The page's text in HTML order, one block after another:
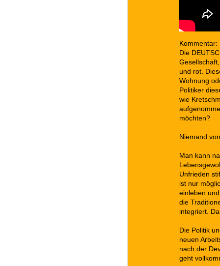
Kommentar:
Die
und rot.
Wohnung
Politiker
wie
möchten?
Niemand
Man kann
Unfrieden
ist nur
einleben
die
integriert.
Die Politik
neuen
nach der
geht